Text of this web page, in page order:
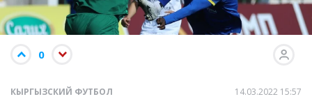
0
КЫРГЫЗСКИЙ ФУТБОЛ 14.03.2022 15:57